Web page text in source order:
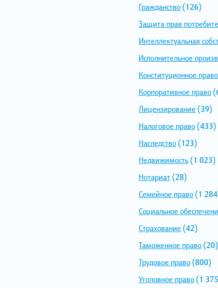
Гражданство(126)
Защита прав
Интеллектуальная
Исполнительное
Конституционное право
Корпоративное право
Лицензирование (39)
Налоговое право(433)
Наследство(123)
Недвижимость(1 023)
Нотариат(28)
Семейное право(1
Социальное
Страхование (42)
Таможенное право(20)
Трудовое право(800)
Уголовное право(1